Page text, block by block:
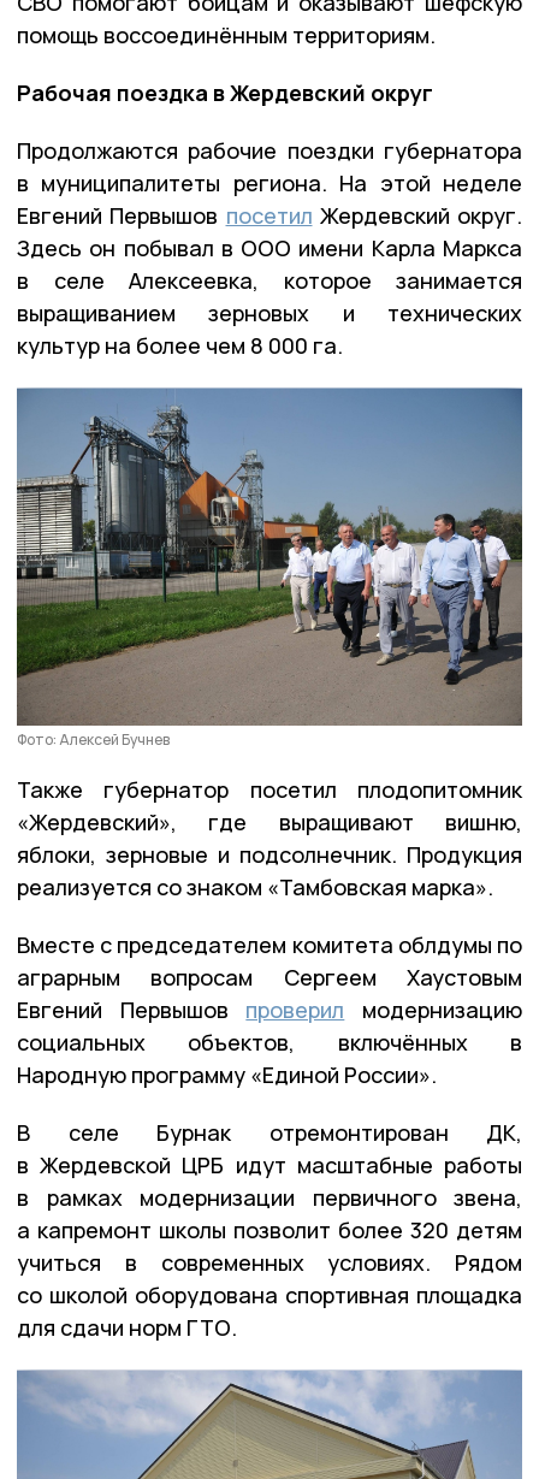
помощь воссоединённым территориям.
Рабочая поездка в Жердевский округ
Продолжаются рабочие поездки губернатора
в муниципалитеты региона. На этой неделе
Евгений Первышов посетил Жердевский округ.
Здесь он побывал в ООО имени Карла Маркса
в селе Алексеевка, которое занимается
выращиванием зерновых и технических
культур на более чем 8 000 га.
Фото: Алексей Бучнев
Также губернатор посетил плодопитомник
«Жердевский», где выращивают вишню,
яблоки, зерновые и подсолнечник. Продукция
реализуется со знаком «Тамбовская марка».
Вместе с председателем комитета облдумы по
аграрным вопросам Сергеем Хаустовым
Евгений Первышов проверил модернизацию
социальных объектов, включённых в
Народную программу «Единой России».
В селе Бурнак отремонтирован ДК,
в Жердевской ЦРБ идут масштабные работы
в рамках модернизации первичного звена,
а капремонт школы позволит более 320 детям
учиться в современных условиях. Рядом
со школой оборудована спортивная площадка
для сдачи норм ГТО.